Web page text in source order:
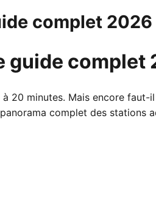
complet 2026
guide complet
20 minutes. Mais encore
complet des stations